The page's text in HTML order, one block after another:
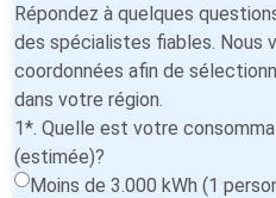
Répondez à quelques
des spécialistes fiables. Nous
coordonnées afin de
dans votre région.
1*. Quelle est votre
(estimée)?
Moins de 3.000 kWh (1